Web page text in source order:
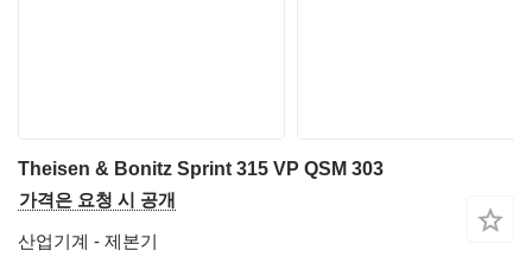
Theisen & Bonitz Sprint 315 VP QSM 303
가격은 요청 시 공개
산업기계 - 제본기